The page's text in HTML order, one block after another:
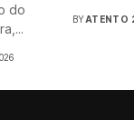
do
BYATENTO